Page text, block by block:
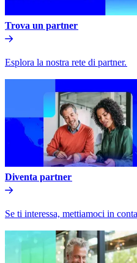
Trova un partner​​
Esplora la nostra rete di partner.​​
Diventa partner​​
Se ti interessa, mettiamoci in